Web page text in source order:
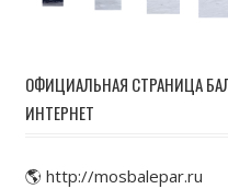
ОФИЦИАЛЬНАЯ СТРАНИЦА
ИНТЕРНЕТ
🌎 http://mosbalepar.ru